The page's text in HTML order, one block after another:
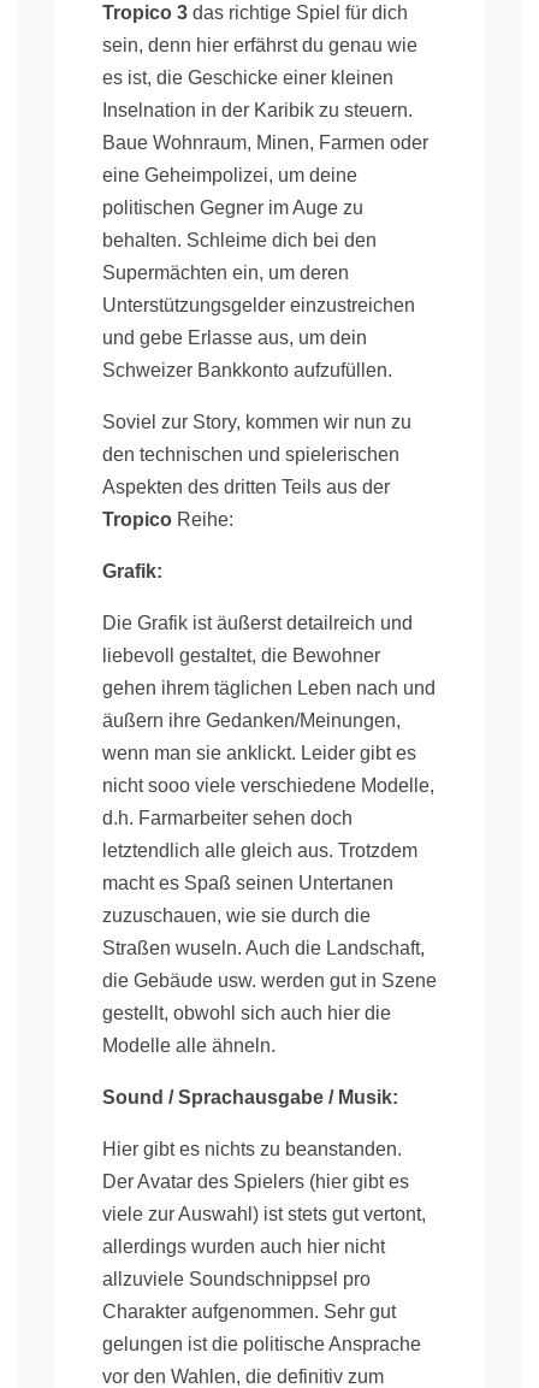
Tropico 3 das richtige Spiel für dich
sein, denn hier erfährst du genau wie
es ist, die Geschicke einer kleinen
Inselnation in der Karibik zu steuern.
Baue Wohnraum, Minen, Farmen oder
eine Geheimpolizei, um deine
politischen Gegner im Auge zu
behalten. Schleime dich bei den
Supermächten ein, um deren
Unterstützungsgelder einzustreichen
und gebe Erlasse aus, um dein
Schweizer Bankkonto aufzufüllen.
Soviel zur Story, kommen wir nun zu
den technischen und spielerischen
Aspekten des dritten Teils aus der
Tropico Reihe:
Grafik:
Die Grafik ist äußerst detailreich und
liebevoll gestaltet, die Bewohner
gehen ihrem täglichen Leben nach und
äußern ihre Gedanken/Meinungen,
wenn man sie anklickt. Leider gibt es
nicht sooo viele verschiedene Modelle,
d.h. Farmarbeiter sehen doch
letztendlich alle gleich aus. Trotzdem
macht es Spaß seinen Untertanen
zuzuschauen, wie sie durch die
Straßen wuseln. Auch die Landschaft,
die Gebäude usw. werden gut in Szene
gestellt, obwohl sich auch hier die
Modelle alle ähneln.
Sound / Sprachausgabe / Musik:
Hier gibt es nichts zu beanstanden.
Der Avatar des Spielers (hier gibt es
viele zur Auswahl) ist stets gut vertont,
allerdings wurden auch hier nicht
allzuviele Soundschnippsel pro
Charakter aufgenommen. Sehr gut
gelungen ist die politische Ansprache
vor den Wahlen, die definitiv zum